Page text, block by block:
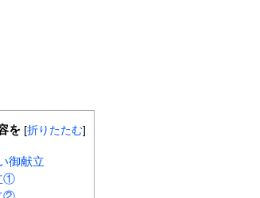
を [折りたたむ]
御献立
①